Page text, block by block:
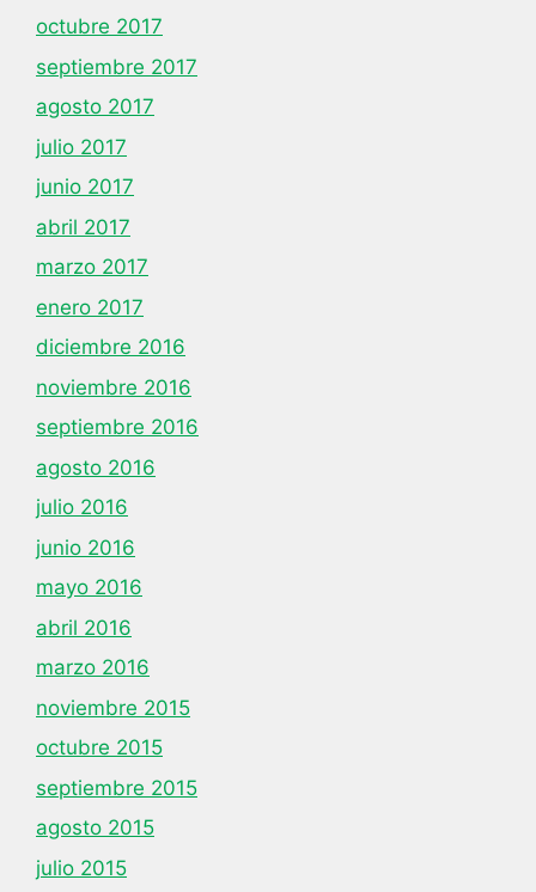
octubre 2017
septiembre 2017
agosto 2017
julio 2017
junio 2017
abril 2017
marzo 2017
enero 2017
diciembre 2016
noviembre 2016
septiembre 2016
agosto 2016
julio 2016
junio 2016
mayo 2016
abril 2016
marzo 2016
noviembre 2015
octubre 2015
septiembre 2015
agosto 2015
julio 2015